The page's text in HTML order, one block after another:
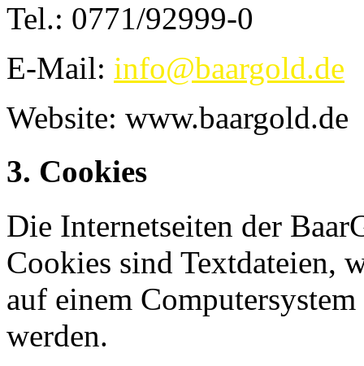
Tel.: 0771/92999-0
E-Mail: info@baargold.de
Website: www.baargold.de
3. Cookies
Die Internetseiten der
Cookies sind Textdateien,
auf einem
werden.